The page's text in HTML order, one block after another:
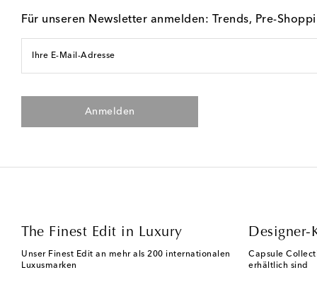
Für unseren Newsletter anmelden: Trends, Pre-
Ihre E-Mail-Adresse
Anmelden
The Finest Edit in Luxury
Unser Finest Edit an mehr als 200 internationalen
Luxusmarken
Designer-
Capsule
erhältlich sind